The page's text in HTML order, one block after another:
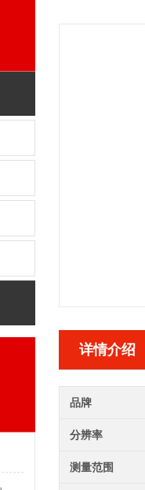
详情介绍
品牌
分辨率
测量范围